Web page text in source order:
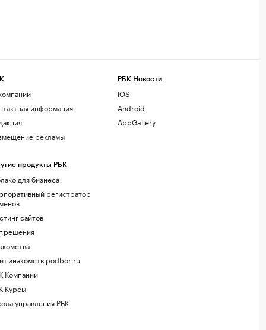
информация
рекламы
продукты РБК
для бизнеса
регистратор
сайтов
знакомств podbor.ru
Компании
Курсы
управления РБК
РБК Новости
iOS
Android
AppGallery